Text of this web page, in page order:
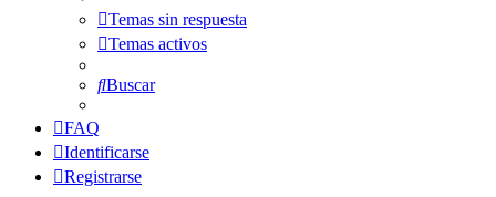
Temas sin respuesta
Temas activos
Buscar
FAQ
Identificarse
Registrarse